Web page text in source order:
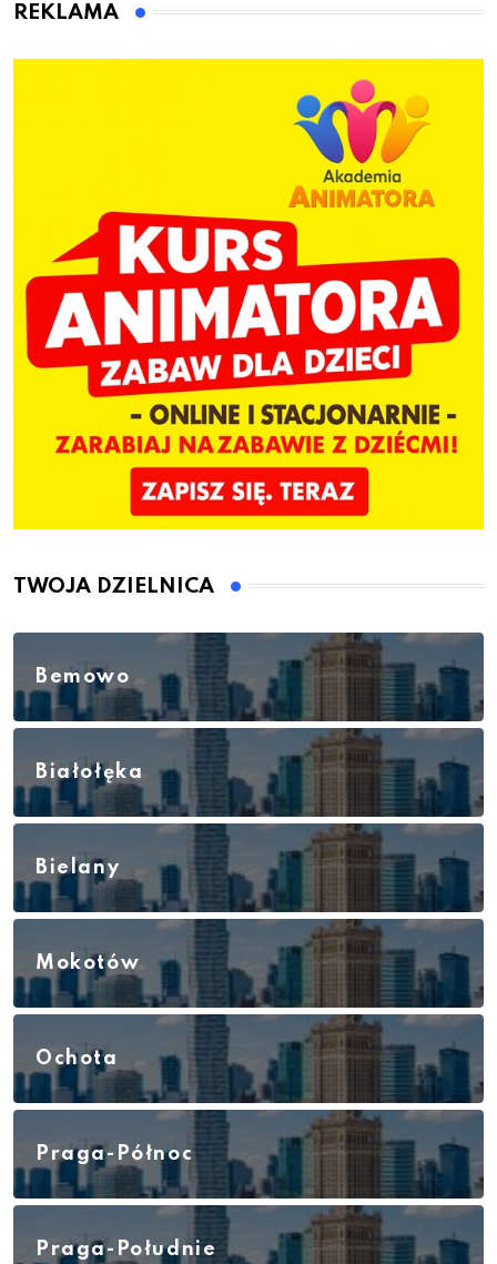
REKLAMA
TWOJA DZIELNICA
Bemowo
Białołęka
Bielany
Mokotów
Ochota
Praga-Północ
Praga-Południe